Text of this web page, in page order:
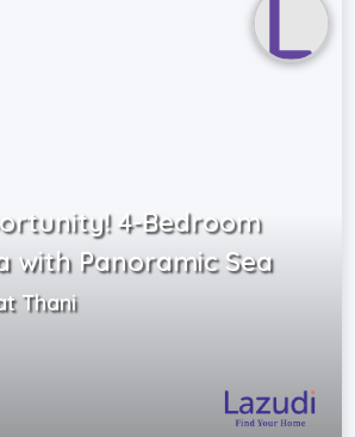
4-Bedroom
with Panoramic Sea
Thani